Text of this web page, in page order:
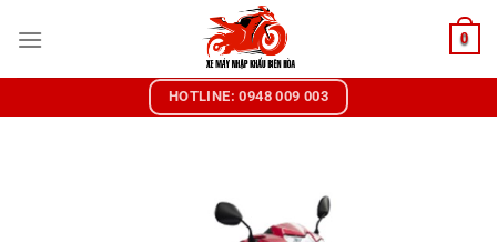
đến
0
HOTLINE: 0948 009 003